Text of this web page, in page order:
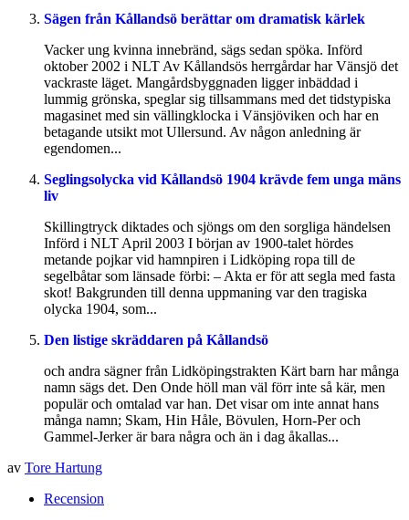
Sägen från Kållandsö berättar om dramatisk kärlek
Vacker ung kvinna innebränd, sägs sedan spöka. Införd
oktober 2002 i NLT Av Kållandsös herrgårdar har Vänsjö det
vackraste läget. Mangårdsbyggnaden ligger inbäddad i
lummig grönska, speglar sig tillsammans med det tidstypiska
magasinet med sin vällingklocka i Vänsjöviken och har en
betagande utsikt mot Ullersund. Av någon anledning är
egendomen...
Seglingsolycka vid Kållandsö 1904 krävde fem unga mäns
liv
Skillingtryck diktades och sjöngs om den sorgliga händelsen
Införd i NLT April 2003 I början av 1900-talet hördes
metande pojkar vid hamnpiren i Lidköping ropa till de
segelbåtar som länsade förbi: – Akta er för att segla med fasta
skot! Bakgrunden till denna uppmaning var den tragiska
olycka 1904, som...
Den listige skräddaren på Kållandsö
och andra sägner från Lidköpingstrakten Kärt barn har många
namn sägs det. Den Onde höll man väl förr inte så kär, men
populär och omtalad var han. Det visar om inte annat hans
många namn; Skam, Hin Håle, Bövulen, Horn-Per och
Gammel-Jerker är bara några och än i dag åkallas...
av Tore Hartung
Recension